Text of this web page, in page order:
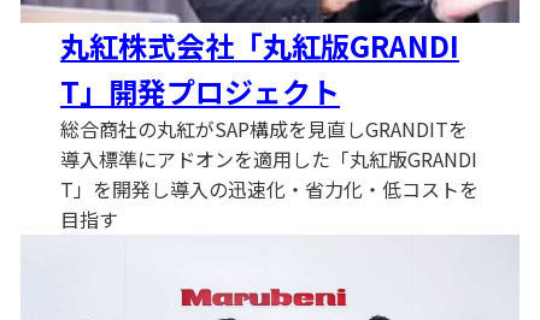
丸紅株式会社「丸紅版GRANDI
T」開発プロジェクト
総合商社の丸紅がSAP構成を見直しGRANDITを
導入標準にアドオンを適用した「丸紅版GRANDI
T」を開発し導入の迅速化・省力化・低コストを
目指す